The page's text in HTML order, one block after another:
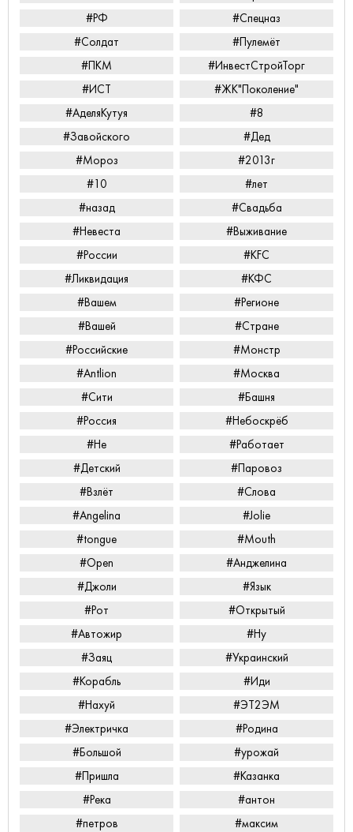
#РФ
#Спецназ
#Солдат
#Пулемёт
#ПКМ
#ИнвестСтройТорг
#ИСТ
#ЖК"Поколение"
#АделяКутуя
#8
#Завойского
#Дед
#Мороз
#2013г
#10
#лет
#назад
#Свадьба
#Невеста
#Выживание
#России
#KFC
#Ликвидация
#КФС
#Вашем
#Регионе
#Вашей
#Стране
#Российские
#Монстр
#Antlion
#Москва
#Сити
#Башня
#Россия
#Небоскрёб
#Не
#Работает
#Детский
#Паровоз
#Взлёт
#Слова
#Angelina
#Jolie
#tongue
#Mouth
#Open
#Анджелина
#Джоли
#Язык
#Рот
#Открытый
#Автожир
#Ну
#Заяц
#Украинский
#Корабль
#Иди
#Нахуй
#ЭТ2ЭМ
#Электричка
#Родина
#Большой
#урожай
#Пришла
#Казанка
#Река
#антон
#петров
#максим